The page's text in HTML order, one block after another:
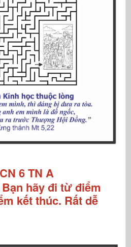
6 TN A
hãy đi từ điểm
kết thúc. Rất dễ